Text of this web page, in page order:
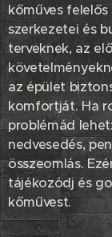
kőműves
szerkezetei és
terveknek, az
az épület
komfortját. Ha
problémád
nedvesedés,
összeomlás.
tájékozódj és
kőművest.